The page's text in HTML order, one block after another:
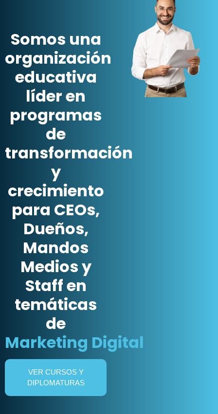
Somos una
organización
educativa
líder en
programas
de
transformación
y
crecimiento
para CEOs,
Dueños,
Mandos
Medios y
Staff en
temáticas
deLiderazgo
VER CURSOS Y
DIPLOMATURAS